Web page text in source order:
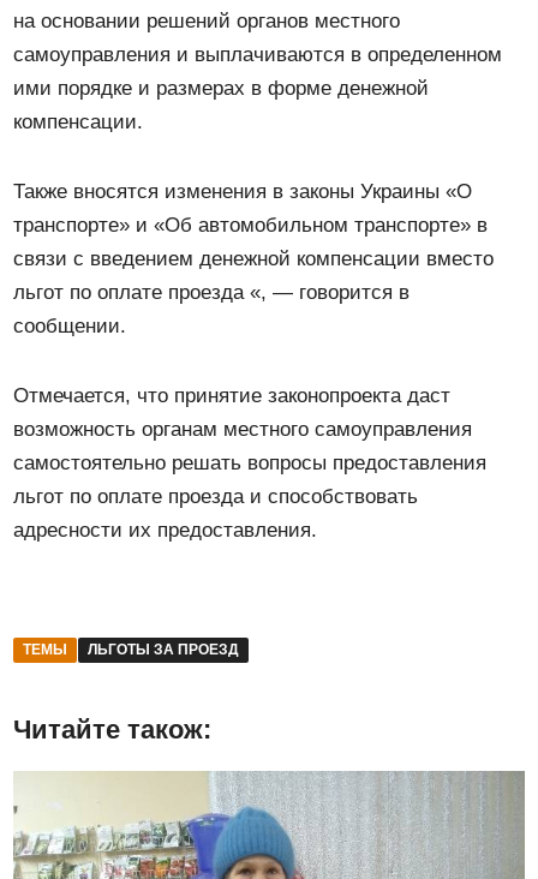
на основании решений органов местного
самоуправления и выплачиваются в определенном
ими порядке и размерах в форме денежной
компенсации.
Также вносятся изменения в законы Украины «О
транспорте» и «Об автомобильном транспорте» в
связи с введением денежной компенсации вместо
льгот по оплате проезда «, — говорится в
сообщении.
Отмечается, что принятие законопроекта даст
возможность органам местного самоуправления
самостоятельно решать вопросы предоставления
льгот по оплате проезда и способствовать
адресности их предоставления.
ТЕМЫ ЛЬГОТЫ ЗА ПРОЕЗД
Читайте також: